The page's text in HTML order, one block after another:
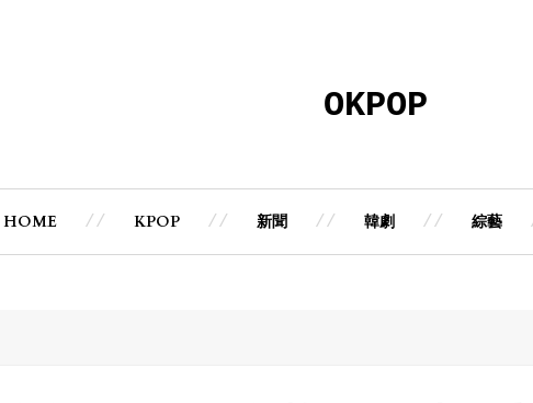
OKPOP
HOME KPOP 新聞 韓劇 綜藝